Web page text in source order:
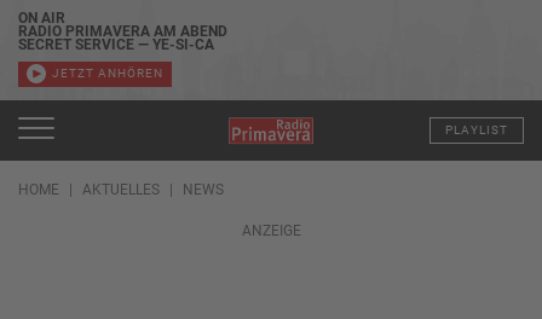
ON AIR
RADIO PRIMAVERA AM ABEND
SECRET SERVICE — YE-SI-CA
JETZT ANHÖREN
PLAYLIST
HOME AKTUELLES NEWS
ANZEIGE